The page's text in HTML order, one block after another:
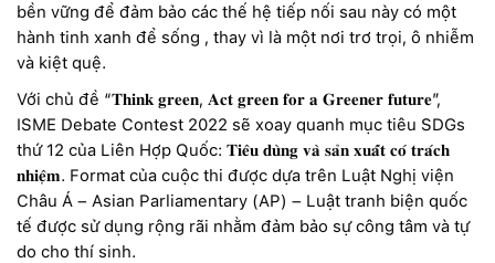
bền vững để đảm bảo các thế hệ tiếp nối sau này có một
hành tinh xanh để sống , thay vì là một nơi trơ trọi, ô nhiễm
và kiệt quệ.
Với chủ đề “𝐓𝐡𝐢𝐧𝐤 𝐠𝐫𝐞𝐞𝐧, 𝐀𝐜𝐭 𝐠𝐫𝐞𝐞𝐧 𝐟𝐨𝐫 𝐚 𝐆𝐫𝐞𝐞𝐧𝐞𝐫 𝐟𝐮𝐭𝐮𝐫𝐞”,
ISME Debate Contest 2022 sẽ xoay quanh mục tiêu SDGs
thứ 12 của Liên Hợp Quốc: 𝐓𝐢𝐞̂𝐮 𝐝𝐮̀𝐧𝐠 𝐯𝐚̀ 𝐬𝐚̉𝐧 𝐱𝐮𝐚̂́𝐭 𝐜𝐨́ 𝐭𝐫𝐚́𝐜𝐡
𝐧𝐡𝐢𝐞̣̂𝐦. Format của cuộc thi được dựa trên Luật Nghị viện
Châu Á – Asian Parliamentary (AP) – Luật tranh biện quốc
tế được sử dụng rộng rãi nhằm đảm bảo sự công tâm và tự
do cho thí sinh.